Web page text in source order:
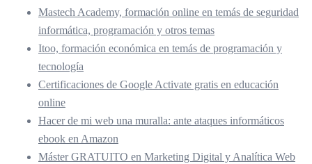
Mastech Academy, formación online en temás de seguridad
informática, programación y otros temas
Itoo, formación económica en temás de programación y
tecnología
Certificaciones de Google Activate gratis en educación
online
Hacer de mi web una muralla: ante ataques informáticos
ebook en Amazon
Máster GRATUITO en Marketing Digital y Analítica Web